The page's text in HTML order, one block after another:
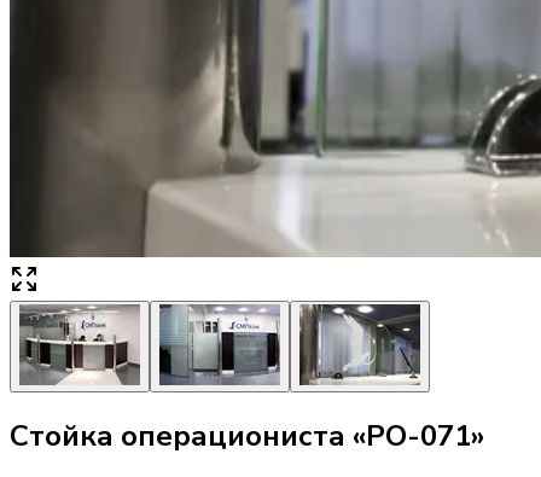
Стойка операциониста «РО-071»